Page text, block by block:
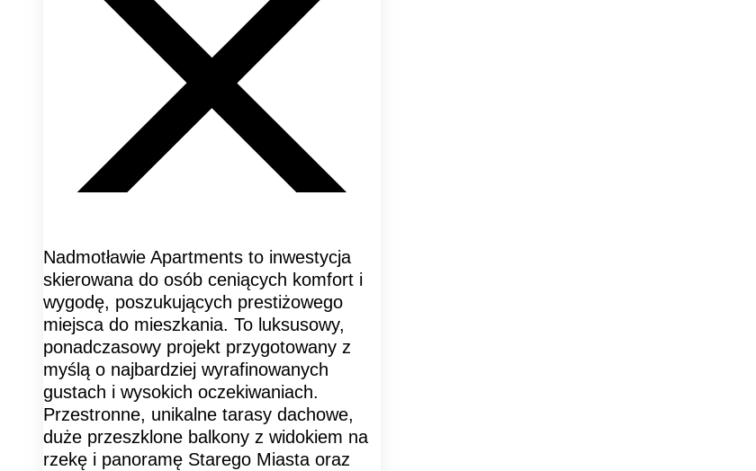
Nadmotławie Apartments to inwestycja
skierowana do osób ceniących komfort i
wygodę, poszukujących prestiżowego
miejsca do mieszkania. To luksusowy,
ponadczasowy projekt przygotowany z
myślą o najbardziej wyrafinowanych
gustach i wysokich oczekiwaniach.
Przestronne, unikalne tarasy dachowe,
duże przeszklone balkony z widokiem na
rzekę i panoramę Starego Miasta oraz